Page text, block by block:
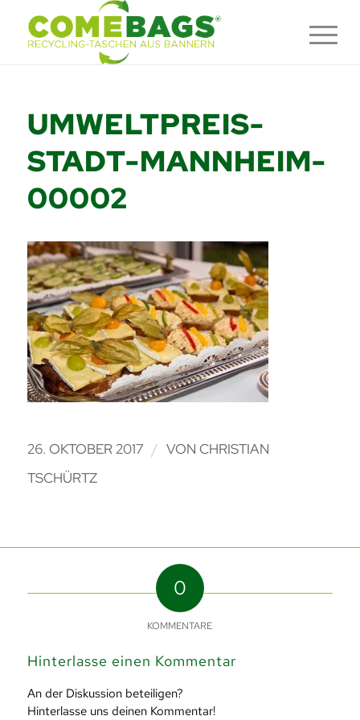
UMWELTPREIS-
STADT-MANNHEIM-
00002
26. OKTOBER 2017 / VON CHRISTIAN
TSCHÜRTZ
0
KOMMENTARE
Hinterlasse einen Kommentar
An der Diskussion beteiligen?
Hinterlasse uns deinen Kommentar!